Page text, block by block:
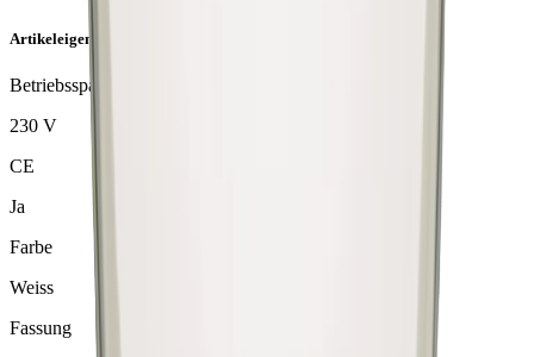
Artikeleigenschaften
Betriebsspannung
230 V
CE
Ja
Farbe
Weiss
Fassung